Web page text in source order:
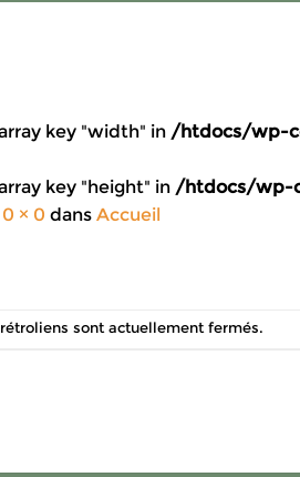
key "width" in /htdocs/wp-
key "height" in /htdocs/wp-
0 × 0 dans Accueil
sont actuellement fermés.